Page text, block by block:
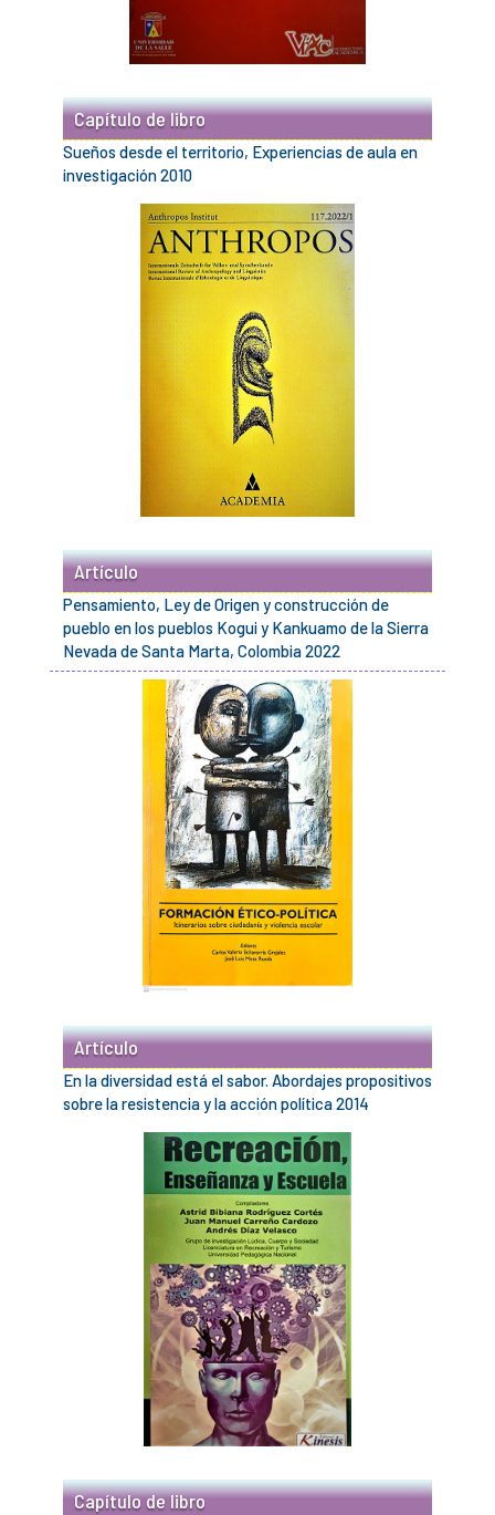
Capítulo de libro
Sueños desde el territorio, Experiencias de aula en
investigación 2010
Artículo
Pensamiento, Ley de Origen y construcción de
pueblo en los pueblos Kogui y Kankuamo de la Sierra
Nevada de Santa Marta, Colombia 2022
Artículo
En la diversidad está el sabor. Abordajes propositivos
sobre la resistencia y la acción política 2014
Capítulo de libro